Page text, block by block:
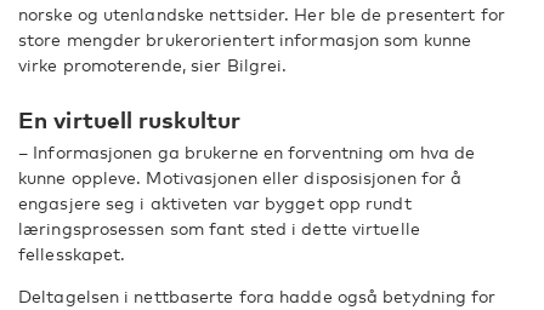
norske og utenlandske nettsider. Her ble de presentert for
store mengder brukerorientert informasjon som kunne
virke promoterende, sier Bilgrei.
En virtuell ruskultur
– Informasjonen ga brukerne en forventning om hva de
kunne oppleve. Motivasjonen eller disposisjonen for å
engasjere seg i aktiveten var bygget opp rundt
læringsprosessen som fant sted i dette virtuelle
fellesskapet.
Deltagelsen i nettbaserte fora hadde også betydning for